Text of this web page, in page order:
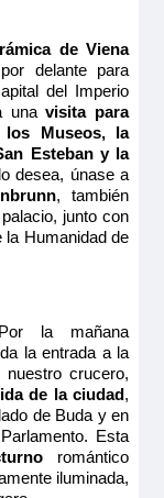
de Viena
delante para
del Imperio
unavisita para
Museos, la
Esteban y la
desea, únase a
, también
junto con
la Humanidad de
la mañana
la entrada a la
crucero,
de la ciudad,
de Buda y en
Esta
romántico
iluminada,